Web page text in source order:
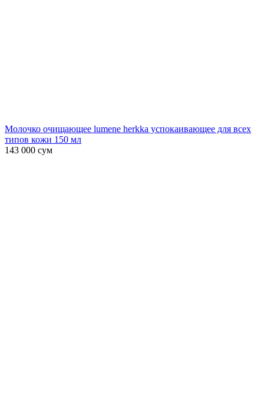
Молочко очищающее lumene herkka успокаивающее для всех
типов кожи 150 мл
143 000 сум